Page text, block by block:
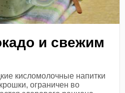
и свежим
кисломолочные напитки
ограничен во